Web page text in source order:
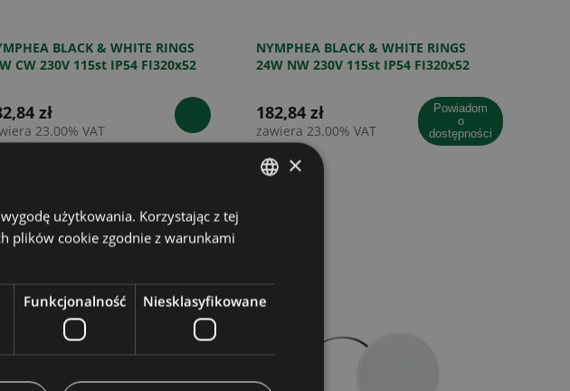
BLACK & WHITE RINGS
CW 230V 115st IP54 FI320x52
zł
23.00% VAT
NYMPHEA BLACK & WHITE RINGS
24W NW 230V 115st IP54 FI320x52
182,84 zł
zawiera 23.00% VAT
powiadom
o
dostępności
×
użytkowania. Korzystając z tej
plików cookie zgodnie z warunkami
Funkcjonalność Niesklasyfikowane